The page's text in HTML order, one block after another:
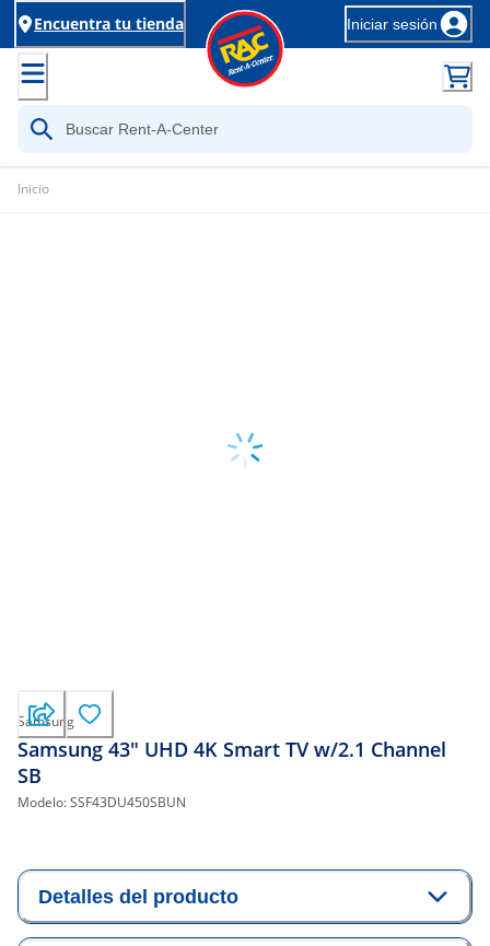
Encuentra tu tienda Iniciar sesión
Inicio
Samsung
Samsung 43" UHD 4K Smart TV w/2.1 Channel
SB
Modelo:SSF43DU450SBUN
Detalles del producto